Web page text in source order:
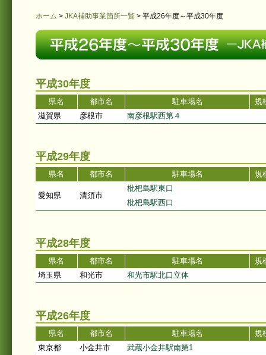
ホーム > JKA補助事業箇所一覧 > 平成26年度～平成30年度
平成30年度
県名 都市名 駐車場名
規
滋賀県
彦根市 南彦根駅西第４
平成29年度
県名 都市名 駐車場名 規
愛知県 清須市
枇杷島駅東口
枇杷島駅西口
平成28年度
県名 都市名 駐車場名
規
埼玉県
和光市 和光市駅北口立体
平成26年度
県名 都市名 駐車場名
規
東京都
小金井市 武蔵小金井駅南第1